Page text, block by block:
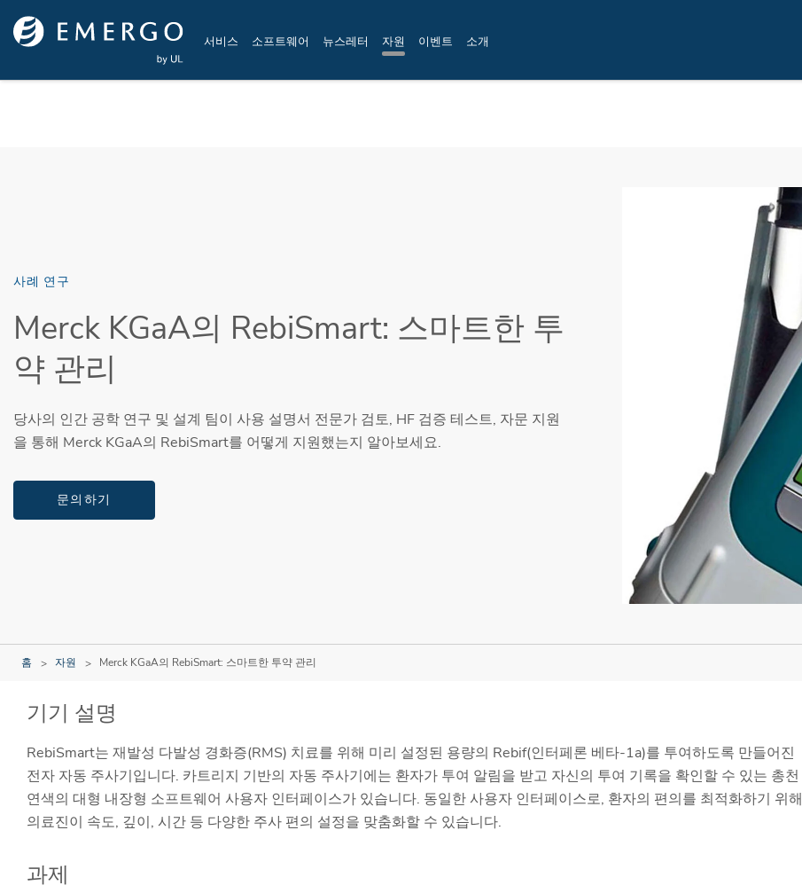
Skip to main content
서비스 소프트웨어 뉴스레터 자원 이벤트 소개
사례 연구
Merck KGaA의 RebiSmart: 스마트한 투
약 관리
당사의 인간 공학 연구 및 설계 팀이 사용 설명서 전문가 검토, HF 검증 테스트, 자문 지원
을 통해 Merck KGaA의 RebiSmart를 어떻게 지원했는지 알아보세요.
문의하기
홈 자원 Merck KGaA의 RebiSmart: 스마트한 투약 관리
기기 설명
RebiSmart는 재발성 다발성 경화증(RMS) 치료를 위해 미리 설정된 용량의 Rebif(인터페론 베타-1a)를 투여하도록 만들어진
전자 자동 주사기입니다. 카트리지 기반의 자동 주사기에는 환자가 투여 알림을 받고 자신의 투여 기록을 확인할 수 있는 총천
연색의 대형 내장형 소프트웨어 사용자 인터페이스가 있습니다. 동일한 사용자 인터페이스로, 환자의 편의를 최적화하기 위해
의료진이 속도, 깊이, 시간 등 다양한 주사 편의 설정을 맞춤화할 수 있습니다.
과제